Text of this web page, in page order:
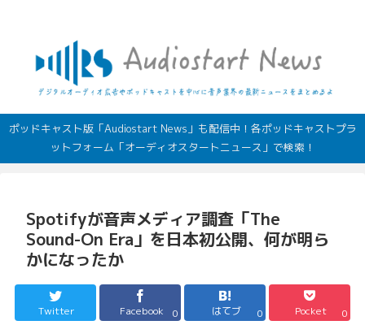
ポッドキャスト版「Audiostart News」も配信中！各ポッドキャストプラ
ットフォーム「オーディオスタートニュース」で検索！
Spotifyが音声メディア調査「The
Sound-On Era」を日本初公開、何が明ら
かになったか
Twitter Facebook 0 はてブ 0 Pocket 0